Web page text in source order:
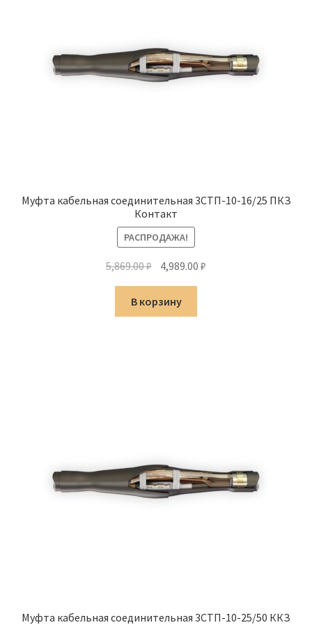
Муфта кабельная соединительная 3СТП-10-16/25 ПКЗ
Контакт
РАСПРОДАЖА!
5,869.00₽ Первоначальная
составляла
5,869.00 ₽.
4,989.00₽
В корзину
Муфта кабельная соединительная 3СТП-10-25/50 ККЗ